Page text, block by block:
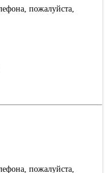
пожалуйста,
пожалуйста,